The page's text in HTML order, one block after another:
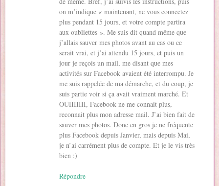
on m’indique « maintenant, ne vous connectez
plus pendant 15 jours, et votre compte partira
aux oubliettes ». Me suis dit quand même que
j’allais sauver mes photos avant au cas ou ce
serait vrai, et j’ai attendu 15 jours, et puis un
jour je reçois un mail, me disant que mes
activités sur Facebook avaient été interrompu. Je
me suis rappelée de ma démarche, et du coup, je
suis partie voir si ça avait vraiment marché. Et
OUIIIIIII, Facebook ne me connait plus,
reconnait plus mon adresse mail. J’ai bien fait de
sauver mes photos. Donc en gros je ne fréquente
plus Facebook depuis Janvier, mais depuis Mai,
je n’ai carrément plus de compte. Et je le vis très
bien :)
Répondre